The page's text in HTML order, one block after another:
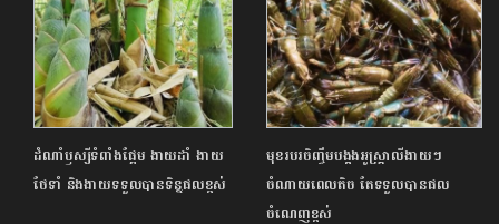
ដំណាំឫស្សីទំពាំងផ្អែម ងាយដាំ ងាយ
ថែទាំ និងងាយទទួលបានទិន្នផលខ្ពស់
មុខរបរចិញ្ចឹមបង្កងអូស្ត្រាលីងាយៗ
ចំណាយពេលតិច តែទទួលបានផល
ចំណេញខ្ពស់